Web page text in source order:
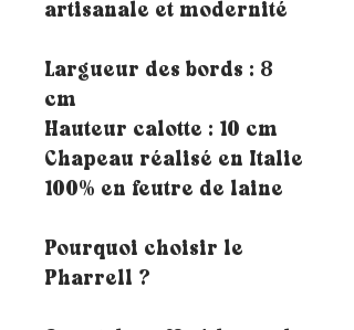
artisanale et modernité
Largueur des bords : 8
cm
Hauteur calotte : 10 cm
Chapeau réalisé en Italie
100% en feutre de laine
Pourquoi choisir le
Pharrell ?